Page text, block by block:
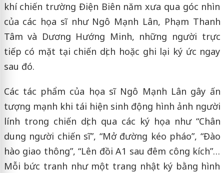
khí chiến trường Điện Biên năm xưa qua góc nhìn
của các họa sĩ như Ngô Mạnh Lân, Phạm Thanh
Tâm và Dương Hướng Minh, những người trực
tiếp có mặt tại chiến dịch hoặc ghi lại ký ức ngay
sau đó.
Các tác phẩm của họa sĩ Ngô Mạnh Lân gây ấn
tượng mạnh khi tái hiện sinh động hình ảnh người
lính trong chiến dịch qua các ký họa như “Chân
dung người chiến sĩ”, “Mở đường kéo pháo”, “Đào
hào giao thông”, “Lên đồi A1 sau đêm công kích”…
Mỗi bức tranh như một trang nhật ký bằng hình